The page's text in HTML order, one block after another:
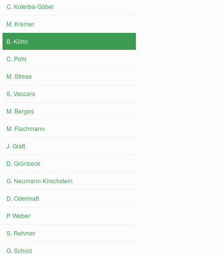
C. Koterba-Göbel
M. Kremer
B. Kühn
C. Pohl
M. Strese
S. Vaccaro
M. Berges
M. Flachmann
J. Glatt
D. Grünbeck
G. Neumann-Kirschstein
D. Odermatt
P. Weber
S. Rehmer
G. Scholz